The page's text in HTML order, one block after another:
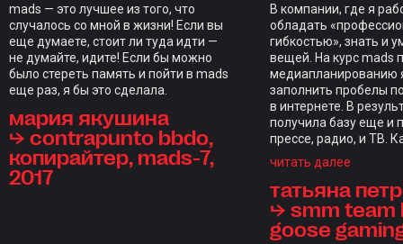
mads — это лучшее из того, что
случалось со мной в жизни! Если вы
еще думаете, стоит ли туда идти —
не думайте, идите! Если бы можно
было стереть память и пойти в mads
еще раз, я бы это сделала.
мария якушина
⮡ contrapunto bbdo,
копирайтер, mads-7,
2017
В компании, где я
обладать
гибкостью», знать и
вещей. На курс mads
медиапланированию
заполнить пробелы
в интернете. В
получила базу еще и
прессе, радио, и ТВ.
индивидуальным
каждого студента,
редкость.
стал итоговый
проверкой на
читать далее
татьяна
⮡ smm team
goose